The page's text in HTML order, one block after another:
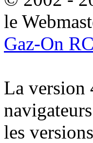
le
Gaz-On
La version
les